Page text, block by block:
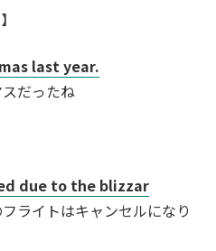
last year.
だったね
due to the blizzar
ライトはキャンセルになり